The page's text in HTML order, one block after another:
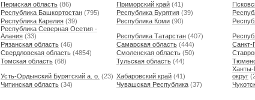
Пермская область (86) Приморский край (41)
Республика Башкортостан (795) Республика Бурятия (39)
Республика Карелия (39) Республика Коми (90)
Республика Северная Осетия -
Алания (33) Республика Татарстан (407)
Рязанская область (46) Самарская область (444) Санкт-
Свердловская область (4854) Смоленская область (50)
Томская область (68) Тульская область (44)
Усть-Ордынский Бурятский а. о. (23) Хабаровский край (41)
Ханты-
округ
Читинская область (34) Чувашская Республика (37)